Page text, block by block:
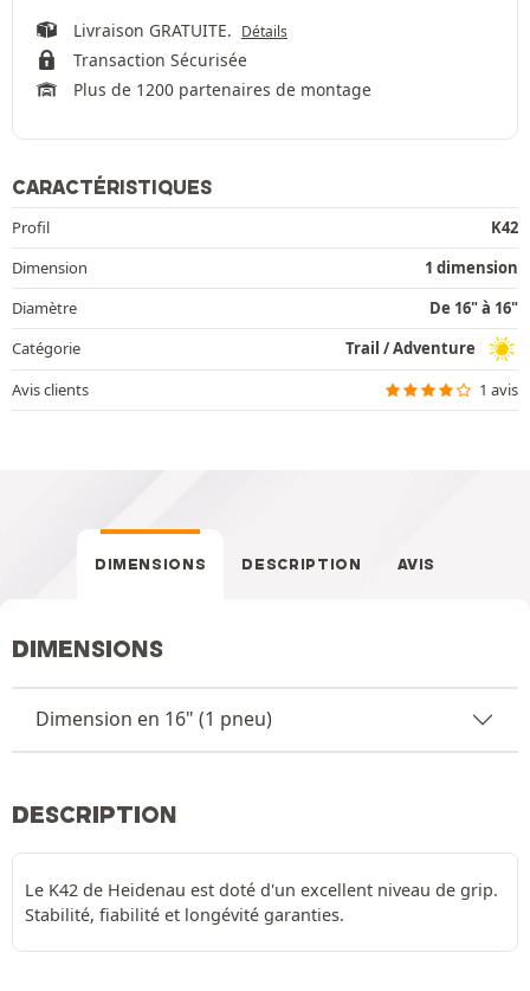
Livraison GRATUITE. Détails
Transaction Sécurisée
Plus de 1200 partenaires de montage
CARACTÉRISTIQUES
Profil
K42
Dimension
1 dimension
Diamètre
De 16" à 16"
Catégorie
Trail / Adventure
Avis clients
1 avis
DIMENSIONS DESCRIPTION AVIS
DIMENSIONS
Dimension en 16" (1 pneu)
DESCRIPTION
Le K42 de Heidenau est doté d'un excellent niveau de grip.
Stabilité, fiabilité et longévité garanties.